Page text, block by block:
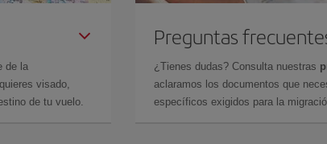
de la
visado,
de tu vuelo.
Preguntas
¿Tienes dudas? Consulta nuestras
aclaramos los documentos que
específicos exigidos para la